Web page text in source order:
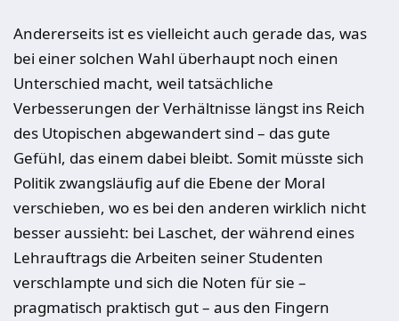
Andererseits ist es vielleicht auch gerade das, was
bei einer solchen Wahl überhaupt noch einen
Unterschied macht, weil tatsächliche
Verbesserungen der Verhältnisse längst ins Reich
des Utopischen abgewandert sind – das gute
Gefühl, das einem dabei bleibt. Somit müsste sich
Politik zwangsläufig auf die Ebene der Moral
verschieben, wo es bei den anderen wirklich nicht
besser aussieht: bei Laschet, der während eines
Lehrauftrags die Arbeiten seiner Studenten
verschlampte und sich die Noten für sie –
pragmatisch praktisch gut – aus den Fingern